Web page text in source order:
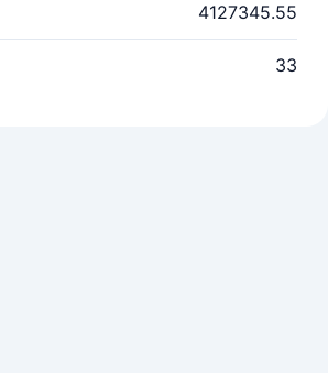
4127345.55
33